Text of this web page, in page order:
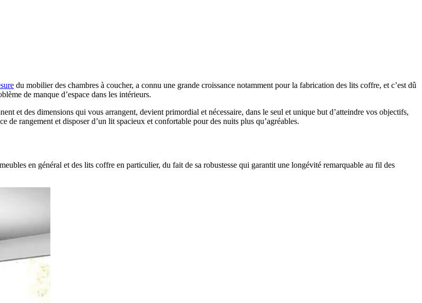
du mobilier des chambres à coucher, a connu une grande croissance notamment pour la fabrication des lits coffre, et c’est dû
de manque d’espace dans les intérieurs.
et des dimensions qui vous arrangent, devient primordial et nécessaire, dans le seul et unique but d’atteindre vos objectifs,
de rangement et disposer d’un lit spacieux et confortable pour des nuits plus qu’agréables.
en général et des lits coffre en particulier, du fait de sa robustesse qui garantit une longévité remarquable au fil des